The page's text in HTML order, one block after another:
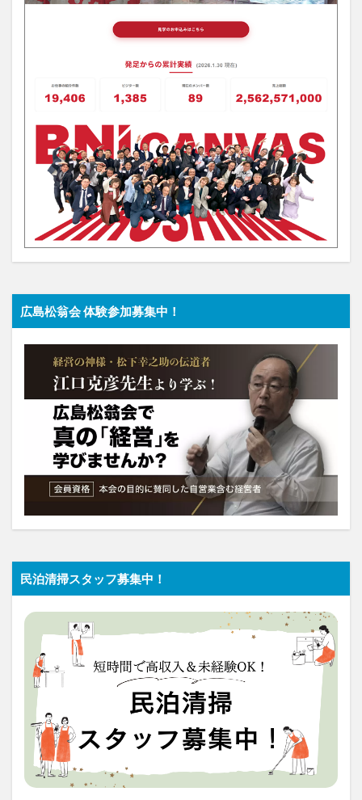
広島松翁会 体験参加募集中！
民泊清掃スタッフ募集中！